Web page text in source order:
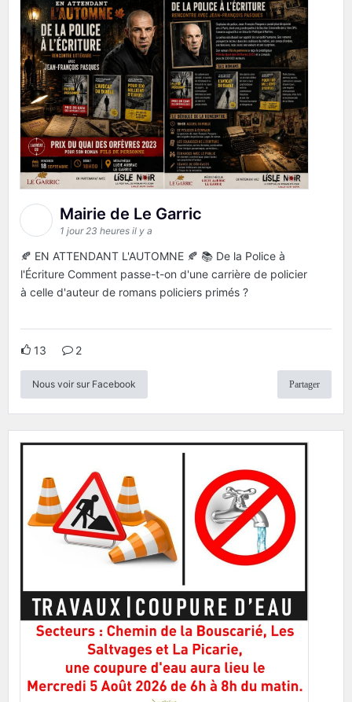
Mairie de Le Garric
1 jour 23 heures il y a
🍂 EN ATTENDANT L'AUTOMNE 🍂 📚 De la Police à
l'Écriture Comment passe-t-on d'une carrière de policier
à celle d'auteur de romans policiers primés ?
13 2
Nous voir sur Facebook Partager